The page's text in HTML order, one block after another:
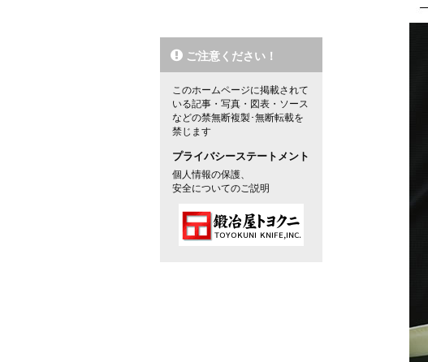
ご注意ください！
このホームページに掲載されて
いる記事・写真・図表・ソース
などの禁無断複製･無断転載を
禁じます
プライバシーステートメント
個人情報の保護、
安全についてのご説明